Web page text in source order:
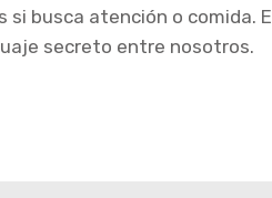
busca atención o comida.
secreto entre nosotros.